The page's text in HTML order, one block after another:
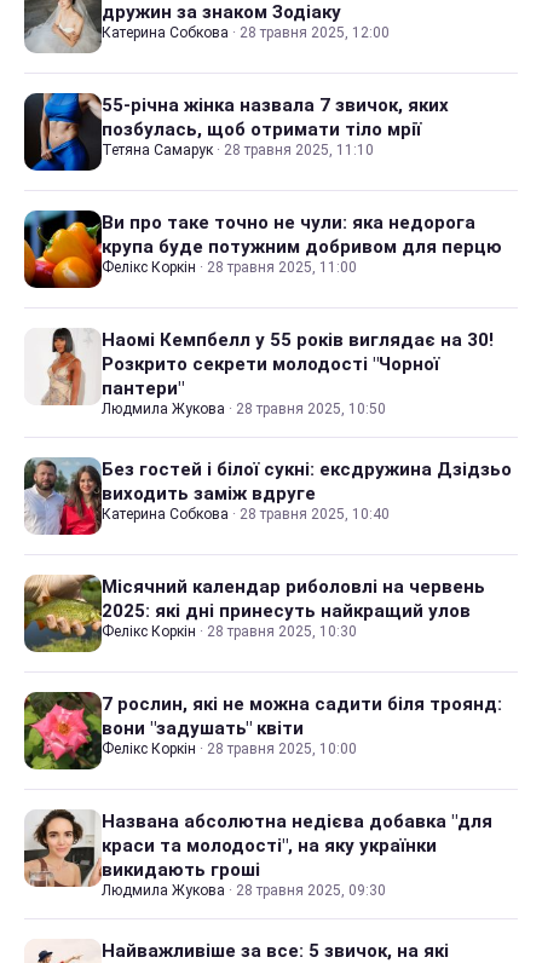
дружин за знаком Зодіаку
Катерина Собкова · 28 травня 2025, 12:00
55-річна жінка назвала 7 звичок, яких
позбулась, щоб отримати тіло мрії
Тетяна Самарук · 28 травня 2025, 11:10
Ви про таке точно не чули: яка недорога
крупа буде потужним добривом для перцю
Фелікс Коркін · 28 травня 2025, 11:00
Наомі Кемпбелл у 55 років виглядає на 30!
Розкрито секрети молодості "Чорної
пантери"
Людмила Жукова · 28 травня 2025, 10:50
Без гостей і білої сукні: ексдружина Дзідзьо
виходить заміж вдруге
Катерина Собкова · 28 травня 2025, 10:40
Місячний календар риболовлі на червень
2025: які дні принесуть найкращий улов
Фелікс Коркін · 28 травня 2025, 10:30
7 рослин, які не можна садити біля троянд:
вони "задушать" квіти
Фелікс Коркін · 28 травня 2025, 10:00
Названа абсолютна недієва добавка "для
краси та молодості", на яку українки
викидають гроші
Людмила Жукова · 28 травня 2025, 09:30
Найважливіше за все: 5 звичок, на які